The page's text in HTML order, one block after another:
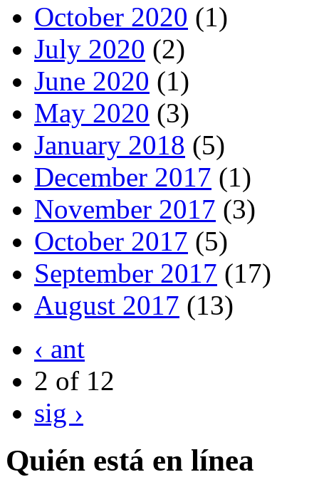
October 2020 (1)
July 2020 (2)
June 2020 (1)
May 2020 (3)
January 2018 (5)
December 2017 (1)
November 2017 (3)
October 2017 (5)
September 2017 (17)
August 2017 (13)
‹ ant
2 of 12
sig ›
Quién está en línea